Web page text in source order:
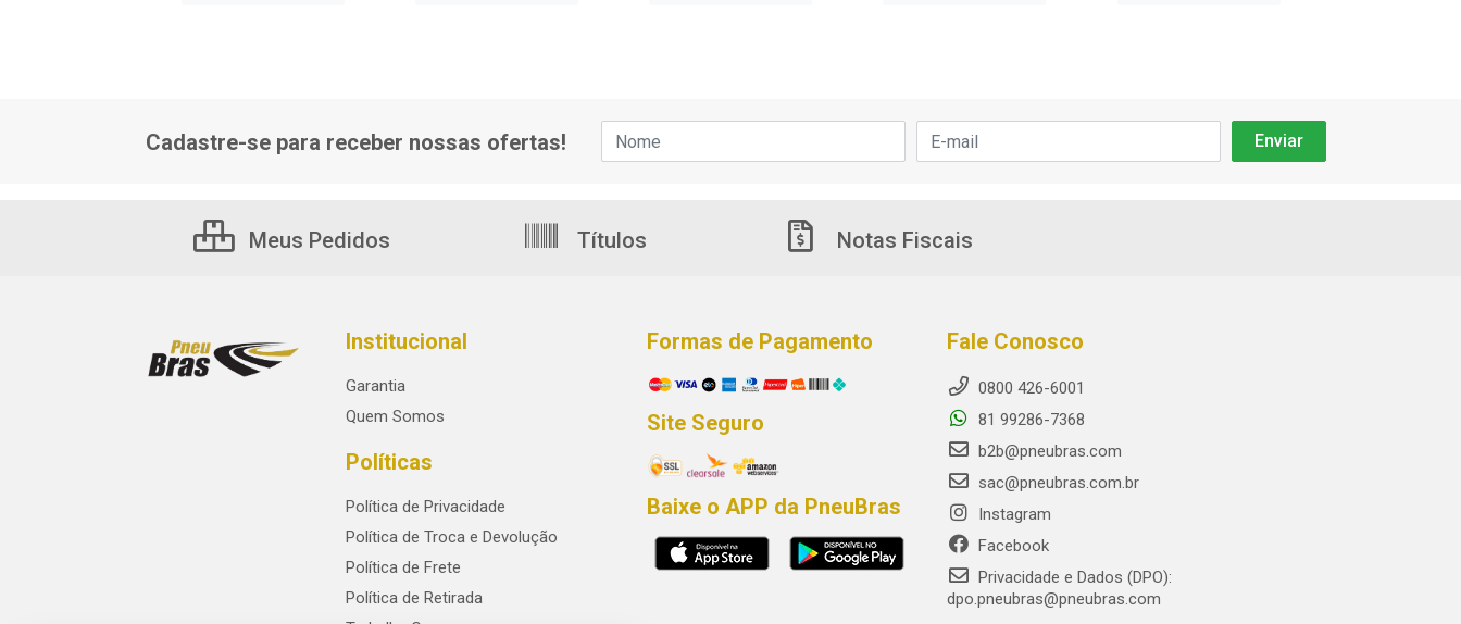
Cadastre-se para receber nossas ofertas!
Meus Pedidos Títulos Notas Fiscais
Institucional
Garantia
Quem Somos
Políticas
Política de Privacidade
Política de Troca e Devolução
Política de Frete
Política de Retirada
Formas de Pagamento
Site Seguro
Baixe o APP da PneuBras
Fale Conosco
0800 426-6001
81 99286-7368
b2b@pneubras.com
sac@pneubras.com.br
Instagram
Facebook
Privacidade e Dados (DPO):
dpo.pneubras@pneubras.com